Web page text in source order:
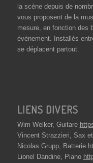
la scène depuis de
vous proposent de la
mesure, en fonction des
événement. Installés
se déplacent partout.
LIENS DIVERS
Wim Welker, Guitare
Vincent Strazzieri, Sax
Nicolas Grupp, Batterie
Lionel Dandine, Piano